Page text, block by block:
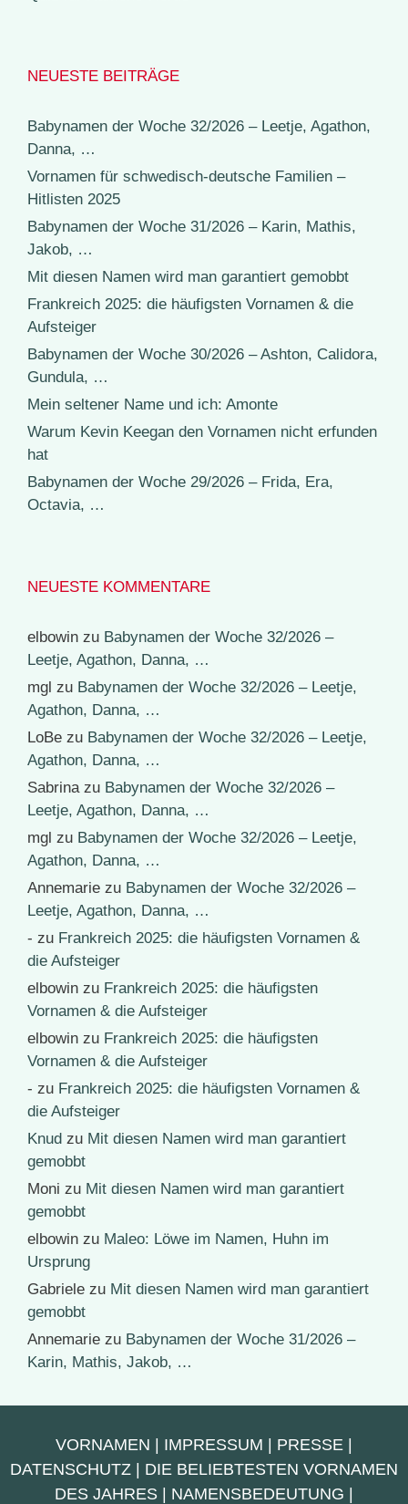
NEUESTE BEITRÄGE
Babynamen der Woche 32/2026 – Leetje, Agathon,
Danna, …
Vornamen für schwedisch-deutsche Familien –
Hitlisten 2025
Babynamen der Woche 31/2026 – Karin, Mathis,
Jakob, …
Mit diesen Namen wird man garantiert gemobbt
Frankreich 2025: die häufigsten Vornamen & die
Aufsteiger
Babynamen der Woche 30/2026 – Ashton, Calidora,
Gundula, …
Mein seltener Name und ich: Amonte
Warum Kevin Keegan den Vornamen nicht erfunden
hat
Babynamen der Woche 29/2026 – Frida, Era,
Octavia, …
NEUESTE KOMMENTARE
elbowin zu Babynamen der Woche 32/2026 –
Leetje, Agathon, Danna, …
mgl zu Babynamen der Woche 32/2026 – Leetje,
Agathon, Danna, …
LoBe zu Babynamen der Woche 32/2026 – Leetje,
Agathon, Danna, …
Sabrinazu Babynamen der Woche 32/2026 –
Leetje, Agathon, Danna, …
mgl zu Babynamen der Woche 32/2026 – Leetje,
Agathon, Danna, …
Annemarie zu Babynamen der Woche 32/2026 –
Leetje, Agathon, Danna, …
- zu Frankreich 2025: die häufigsten Vornamen &
die Aufsteiger
elbowin zu Frankreich 2025: die häufigsten
Vornamen & die Aufsteiger
elbowin zu Frankreich 2025: die häufigsten
Vornamen & die Aufsteiger
- zu Frankreich 2025: die häufigsten Vornamen &
die Aufsteiger
Knud zu Mit diesen Namen wird man garantiert
gemobbt
Moni zu Mit diesen Namen wird man garantiert
gemobbt
elbowin zu Maleo: Löwe im Namen, Huhn im
Ursprung
Gabriele zu Mit diesen Namen wird man garantiert
gemobbt
Annemarie zu Babynamen der Woche 31/2026 –
Karin, Mathis, Jakob, …
VORNAMEN IMPRESSUM PRESSE
DATENSCHUTZ
DIE BELIEBTESTEN VORNAMEN
DES JAHRES
NAMENSBEDEUTUNG